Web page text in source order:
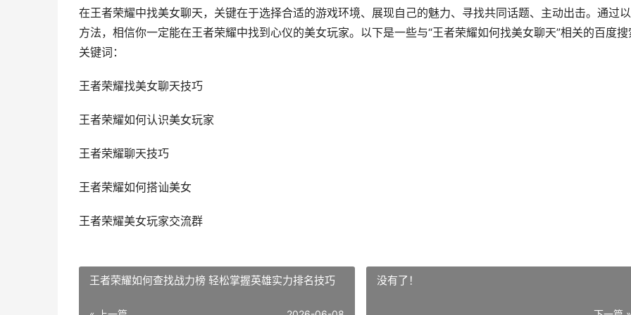
在王者荣耀中找美女聊天，关键在于选择合适的游戏环境、展现自己的魅力、寻找共同话题、主动出击。通过
方法，相信你一定能在王者荣耀中找到心仪的美女玩家。以下是一些与“王者荣耀如何找美女聊天”相关的百度搜
关键词：
王者荣耀找美女聊天技巧
王者荣耀如何认识美女玩家
王者荣耀聊天技巧
王者荣耀如何搭讪美女
王者荣耀美女玩家交流群
王者荣耀如何查找战力榜 轻松掌握英雄实力排名技巧 没有了！